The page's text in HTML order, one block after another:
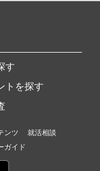
す
トを探す
ンツ
就活相談
ガイド